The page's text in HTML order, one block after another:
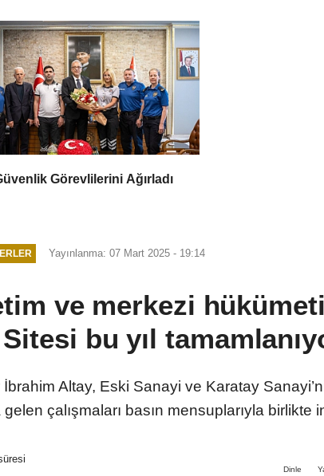
Görevlilerini Ağırladı
Yayınlanma: 07 Mart 2025 - 19:14
ve merkezi
bu yıl
Altay, Eski Sanayi ve Karatay
çalışmaları basın mensuplarıyla birlikte
Dinle